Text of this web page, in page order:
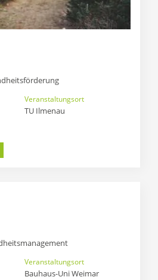
Veranstaltungsort
TU Ilmenau
Veranstaltungsort
Bauhaus-Uni Weimar